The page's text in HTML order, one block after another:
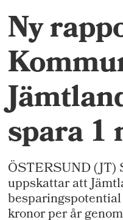
Ny
spara
ÖSTERSUND (JT)
uppskattar att
kronor per år